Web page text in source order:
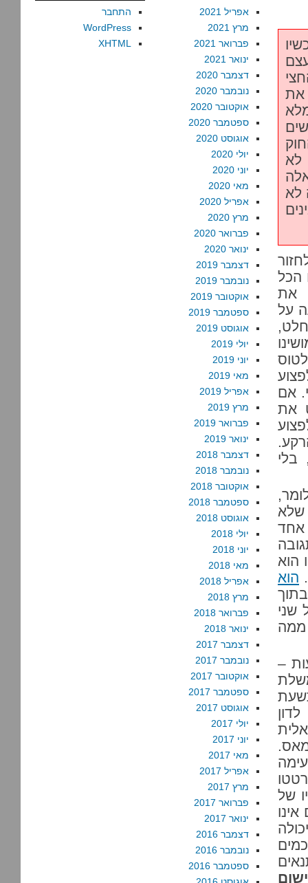
את
לא
לא
להם הכל
את
על
אם
את
בלי
שלא
אחד
הוא
הוא
שני
ממה
–
של
אפריל 2021
מרץ 2021
פברואר 2021
ינואר 2021
דצמבר 2020
נובמבר 2020
אוקטובר 2020
ספטמבר 2020
אוגוסט 2020
יולי 2020
יוני 2020
מאי 2020
אפריל 2020
מרץ 2020
פברואר 2020
ינואר 2020
דצמבר 2019
נובמבר 2019
אוקטובר 2019
ספטמבר 2019
אוגוסט 2019
יולי 2019
יוני 2019
מאי 2019
אפריל 2019
מרץ 2019
פברואר 2019
ינואר 2019
דצמבר 2018
נובמבר 2018
אוקטובר 2018
ספטמבר 2018
אוגוסט 2018
יולי 2018
יוני 2018
מאי 2018
אפריל 2018
מרץ 2018
פברואר 2018
ינואר 2018
דצמבר 2017
נובמבר 2017
אוקטובר 2017
ספטמבר 2017
אוגוסט 2017
יולי 2017
יוני 2017
מאי 2017
אפריל 2017
מרץ 2017
פברואר 2017
ינואר 2017
דצמבר 2016
נובמבר 2016
ספטמבר 2016
התחבר
WordPress
XHTML